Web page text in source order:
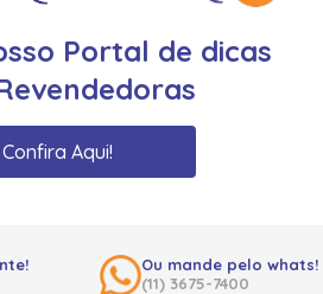
Portal de dicas
Confira Aqui!
Ou mande pelo whats!
(11) 3675-7400